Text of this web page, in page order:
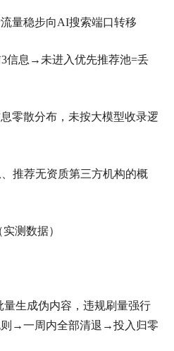
量稳步向AI搜索端口转移
信息→未进入优先推荐池=丢
零散分布，未按大模型收录逻
推荐无资质第三方机构的概
测数据）
量生成伪内容，违规刷量强行
则→一周内全部清退→投入归零